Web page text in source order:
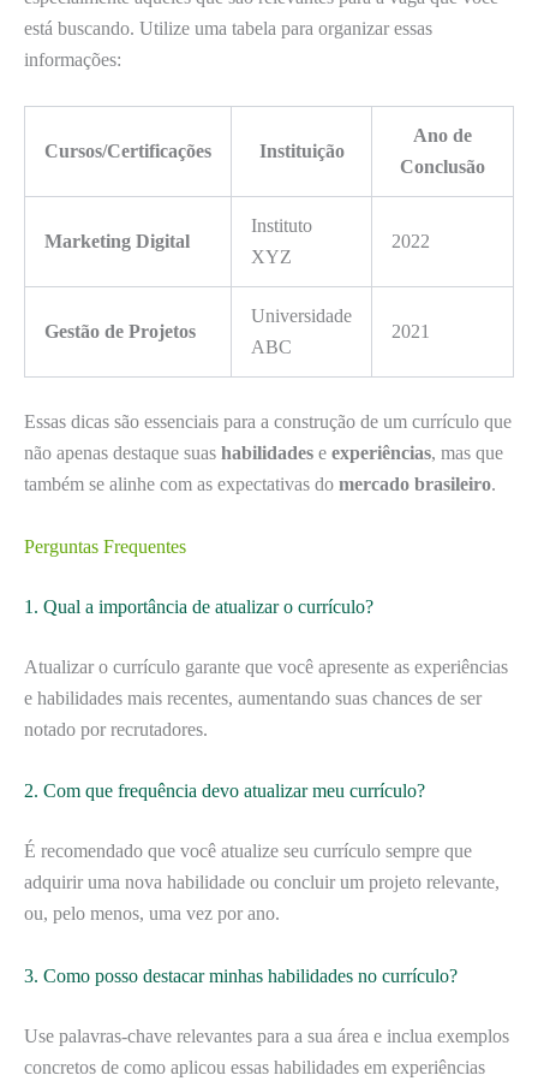
está buscando. Utilize uma tabela para organizar essas
informações:
Cursos/Certificações Instituição
Ano de
Conclusão
Marketing Digital
Instituto
XYZ
2022
Gestão de Projetos
Universidade
ABC
2021
Essas dicas são essenciais para a construção de um currículo que
não apenas destaque suas habilidades e experiências, mas que
também se alinhe com as expectativas do mercado brasileiro.
Perguntas Frequentes
1. Qual a importância de atualizar o currículo?
Atualizar o currículo garante que você apresente as experiências
e habilidades mais recentes, aumentando suas chances de ser
notado por recrutadores.
2. Com que frequência devo atualizar meu currículo?
É recomendado que você atualize seu currículo sempre que
adquirir uma nova habilidade ou concluir um projeto relevante,
ou, pelo menos, uma vez por ano.
3. Como posso destacar minhas habilidades no currículo?
Use palavras-chave relevantes para a sua área e inclua exemplos
concretos de como aplicou essas habilidades em experiências